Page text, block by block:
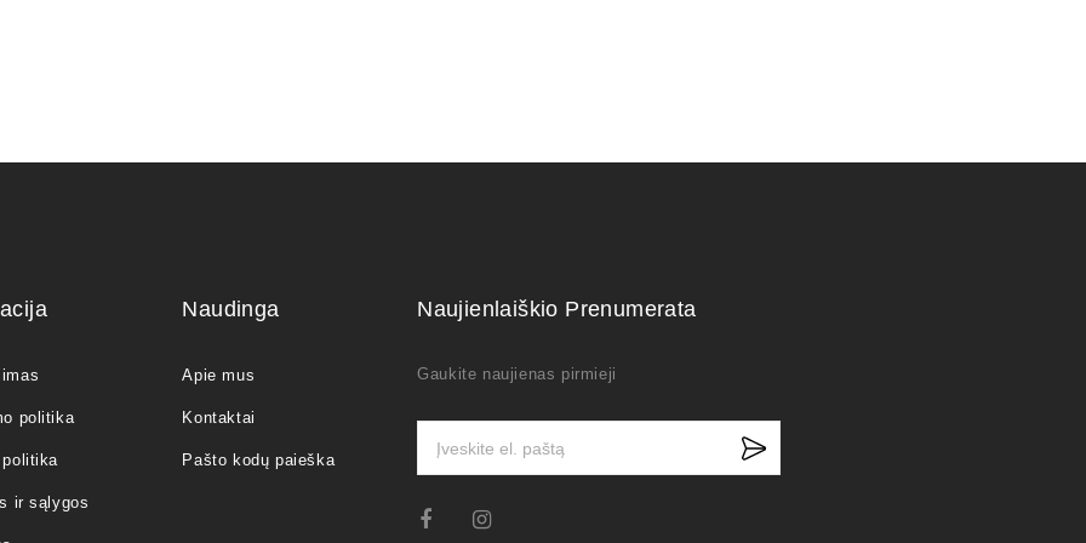
politika
ir sąlygos
Naudinga
Apie mus
Kontaktai
Pašto kodų paieška
Naujienlaiškio Prenumerata
Gaukite naujienas pirmieji